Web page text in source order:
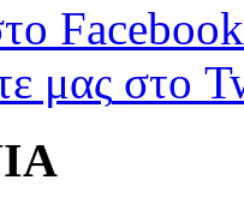
Facebook
μας στο